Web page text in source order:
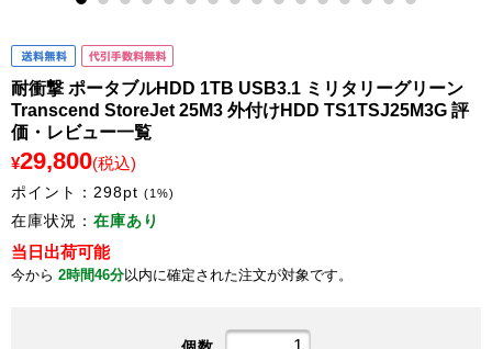
10 11 12 13 14 15
耐衝撃 ポータブルHDD 1TB USB3.1 ミリタリーグリーン
Transcend StoreJet 25M3 外付けHDD TS1TSJ25M3G 評
価・レビュー一覧
¥29,800(税込)
ポイント： 298pt (1%)
在庫状況： 在庫あり
当日出荷可能
今から 2時間46分以内に確定された注文が対象です。